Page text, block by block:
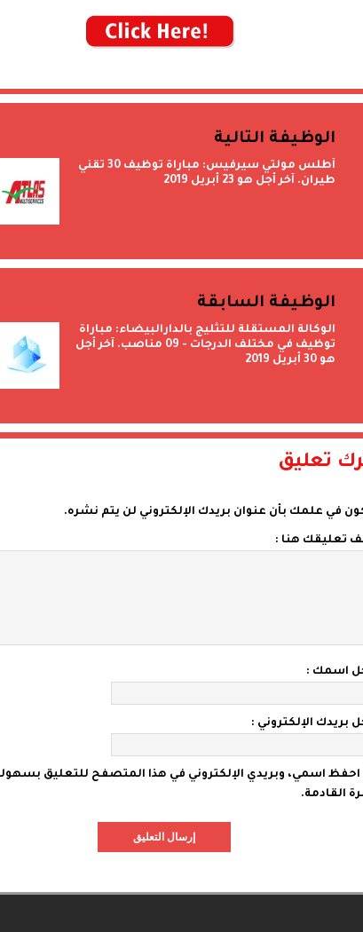
الوظيفة التالية
أطلس مولتي سيرفيس: مباراة توظيف 30 تقني
طيران. آخر أجل هو 23 أبريل 2019
الوظيفة السابقة
الوكالة المستقلة للتثليج بالدارالبيضاء: مباراة
توظيف في مختلف الدرجات - 09 مناصب. آخر أجل
هو 30 أبريل 2019
تعليق
في علمك بأن عنوان بريدك الإلكتروني لن يتم نشره.
تعليقك هنا :
اسمك :
بريدك الإلكتروني :
احفظ اسمي، وبريدي الإلكتروني في هذا المتصفح للتعليق
القادمة.